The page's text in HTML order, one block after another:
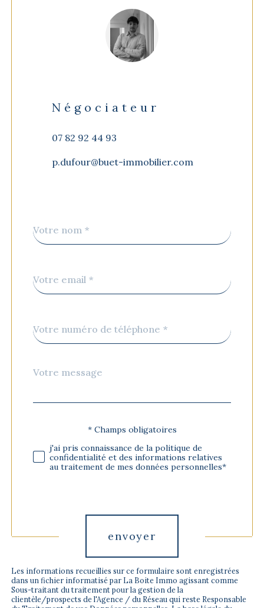
Négociateur
07 82 92 44 93
p.dufour@buet-immobilier.com
Fieldset
*
*
*
Fieldset
défaut
Message
Validation* Champs obligatoires
j'ai pris connaissance de la politique de
confidentialité et des informations relatives
au traitement de mes données personnelles*
envoyer
Les informations recueillies sur ce formulaire sont enregistrées
dans un fichier informatisé par La Boite Immo agissant comme
Sous-traitant du traitement pour la gestion de la
clientèle/prospects de l'Agence / du Réseau qui reste Responsable